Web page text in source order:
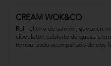
CREAM WOK&CO
Roll relleno de salmón, queso
ciboulette, cubierto de queso
tempurizado acompañado de eby